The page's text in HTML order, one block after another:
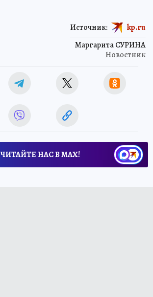
Маргарита СУРИНА
Новостник
Источник: kp.ru
ЧИТАЙТЕ НАС В МАХ!